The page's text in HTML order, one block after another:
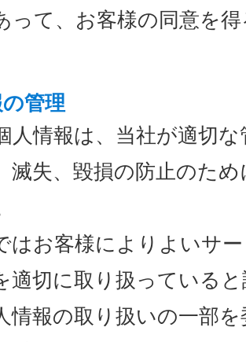
って、お客様の同意を
管理
人情報は、当社が適切
滅失、毀損の防止のた
はお客様によりよいサ
適切に取り扱っている
情報の取り扱いの一部